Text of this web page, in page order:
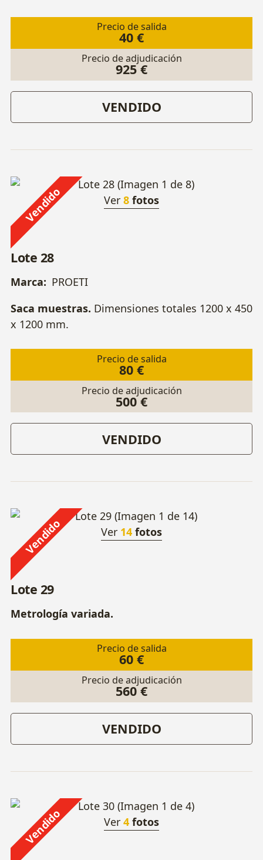
Precio de salida
40 €
Precio de adjudicación
925 €
VENDIDO
Vendido Ver 8 fotos
Lote 28
Marca: PROETI
Saca muestras. Dimensiones totales 1200 x 450
x 1200 mm.
Precio de salida
80 €
Precio de adjudicación
500 €
VENDIDO
Vendido Ver 14 fotos
Lote 29
Metrología variada.
Precio de salida
60 €
Precio de adjudicación
560 €
VENDIDO
Vendido Ver 4 fotos